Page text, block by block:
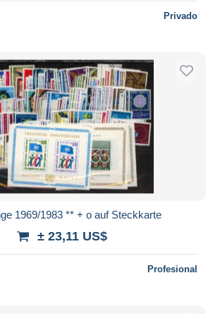
Privado
1969/1983 ** + o auf Steckkarte
± 23,11 US$
Profesional